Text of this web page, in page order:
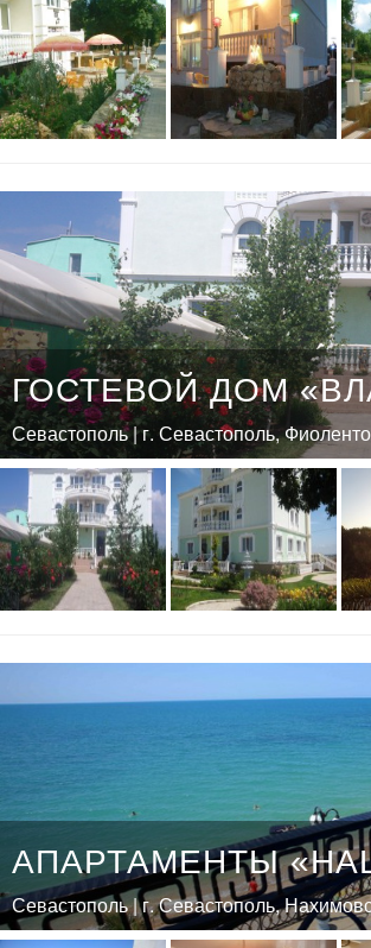
ГОСТЕВОЙ ДОМ
Севастополь | г. Севастополь,
АПАРТАМЕНТЫ
Севастополь | г. Севастополь,